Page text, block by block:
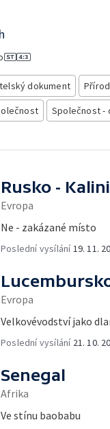
dokument
Společnost -
Rusko -
Evropa
Ne - zakázané místo
Poslední vysílání 19. 11.
Evropa
Velkovévodství jako
Poslední vysílání 21. 10.
Senegal
Afrika
Ve stínu baobabu